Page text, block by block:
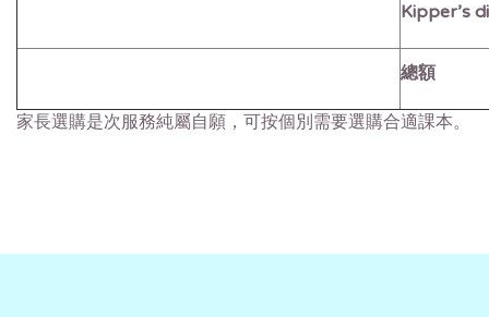
Kipper’s
總額
家長選購是次服務純屬自願，可按個別需要選購合適課本。